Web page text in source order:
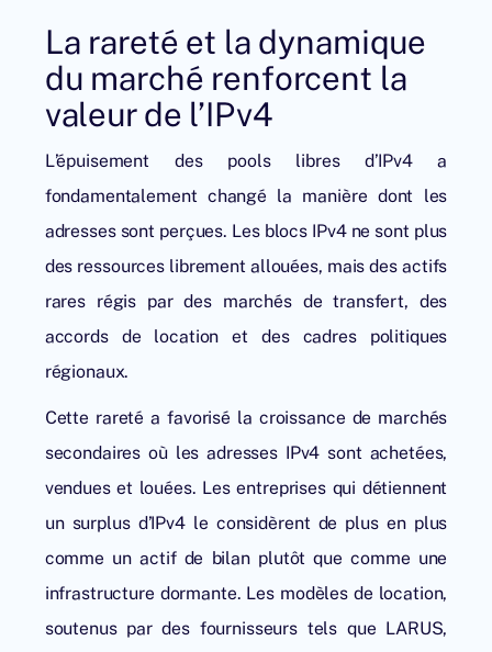
La rareté et la dynamique
du marché renforcent la
valeur de l’IPv4
L’épuisement des pools libres d’IPv4 a
fondamentalement changé la manière dont les
adresses sont perçues. Les blocs IPv4 ne sont plus
des ressources librement allouées, mais des actifs
rares régis par des marchés de transfert, des
accords de location et des cadres politiques
régionaux.
Cette rareté a favorisé la croissance de marchés
secondaires où les adresses IPv4 sont achetées,
vendues et louées. Les entreprises qui détiennent
un surplus d’IPv4 le considèrent de plus en plus
comme un actif de bilan plutôt que comme une
infrastructure dormante. Les modèles de location,
soutenus par des fournisseurs tels que LARUS,